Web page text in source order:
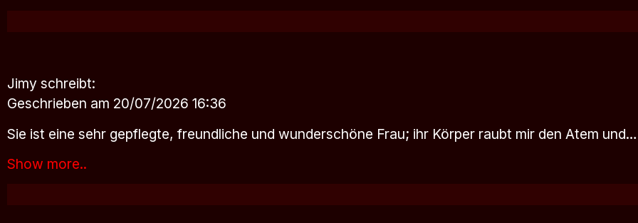
Jimy schreibt:
Geschrieben am 20/07/2026 16:36
Sie ist eine sehr gepflegte, freundliche und wunderschöne Frau; ihr Körper raubt mir den Atem und…
Show more..